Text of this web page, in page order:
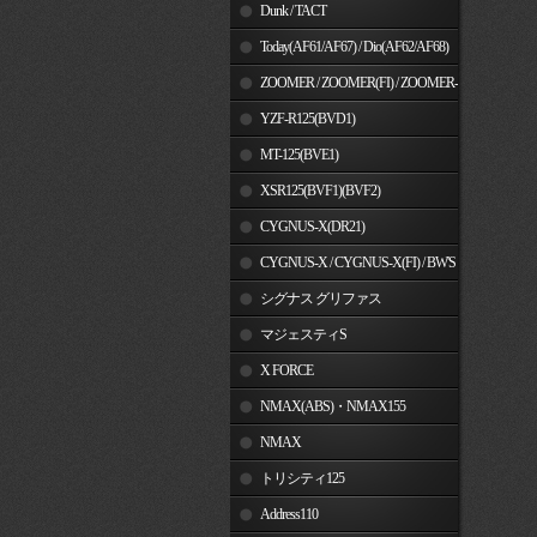
Dunk / TACT
Today(AF61/AF67) / Dio(AF62/AF68)
ZOOMER / ZOOMER(FI) / ZOOMER-
YZF-R125(BVD1)
MT-125(BVE1)
XSR125(BVF1)(BVF2)
CYGNUS-X(DR21)
CYGNUS-X / CYGNUS-X(FI) / BW'S
125 シグナス グリファス
マジェスティS
X FORCE
NMAX(ABS)・NMAX155
NMAX
トリシティ125
Address110